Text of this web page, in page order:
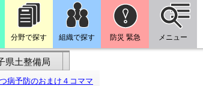
分野で探す 組織で探す 防災 緊急 メニュー
県土整備局
病予防のおまけ４コママ